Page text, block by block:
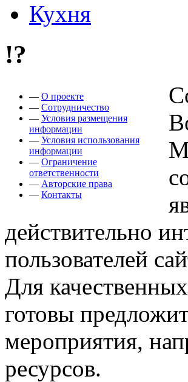
Кухня
!?
— О проекте
— Сотрудничество
— Условия размещения
информации
— Условия использования
информации
— Ограничение
ответственности
— Авторские права
— Контакты
действительно
пользователей
Для
готовы
мероприятия,
ресурсов.